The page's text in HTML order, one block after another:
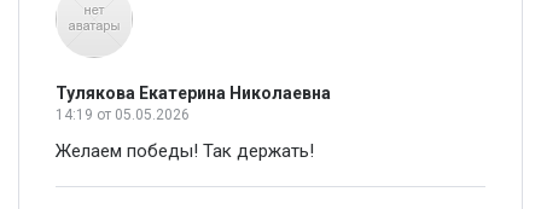
Тулякова Екатерина Николаевна
14:19 от 05.05.2026
Желаем победы! Так держать!